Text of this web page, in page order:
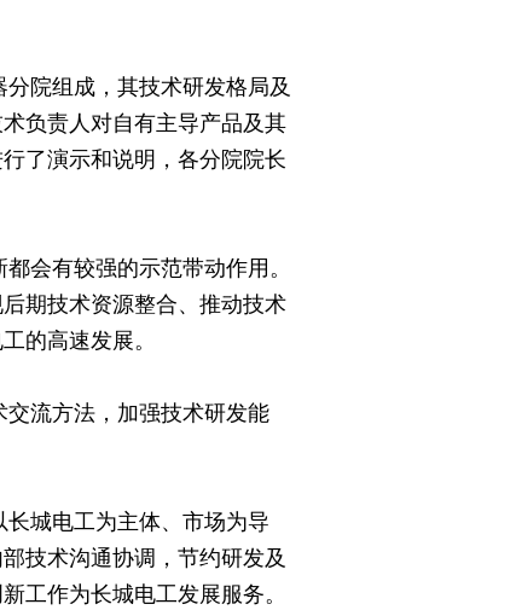
院组成，其技术研发格局及
负责人对自有主导产品及其
了演示和说明，各分院院长
会有较强的示范带动作用。
期技术资源整合、推动技术
的高速发展。
流方法，加强技术研发能
城电工为主体、市场为导
技术沟通协调，节约研发及
工作为长城电工发展服务。